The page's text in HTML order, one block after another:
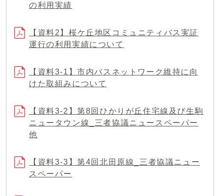
の利用実績
【資料2】桜ケ丘地区コミュニティバス実証
運行の利用実績について
【資料3-1】市内バスネットワーク維持に向
けた取組みについて
【資料3-2】第8回ひかりが丘住宅線及び生駒
ニュータウン線_三者協議ニュースペーパー
他
【資料3-3】第4回北田原線_三者協議ニュー
スペーパー